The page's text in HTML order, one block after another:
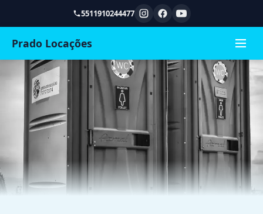
5511910244477
Prado Locações